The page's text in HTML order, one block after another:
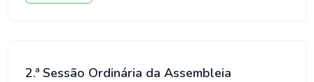
2.ª Sessão Ordinária da Assembleia